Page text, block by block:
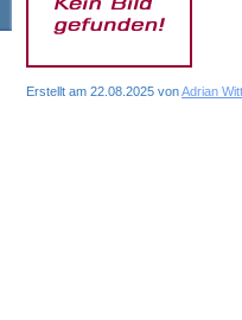
Erstellt am 22.08.2025 vonAdrian Witt